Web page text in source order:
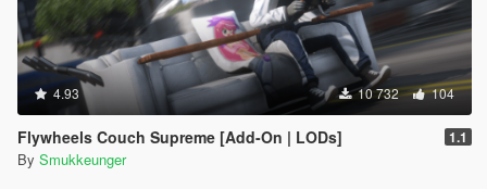
4.93 10 732 104
Flywheels Couch Supreme [Add-On | LODs] 1.1
By Smukkeunger